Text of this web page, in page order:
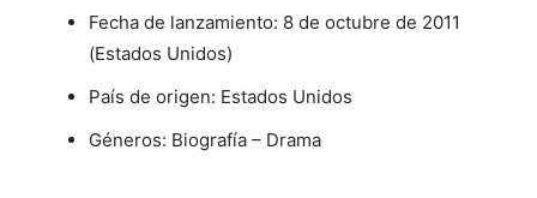
Fecha de lanzamiento: 8 de octubre de 2011
(Estados Unidos)
País de origen: Estados Unidos
Géneros: Biografía – Drama